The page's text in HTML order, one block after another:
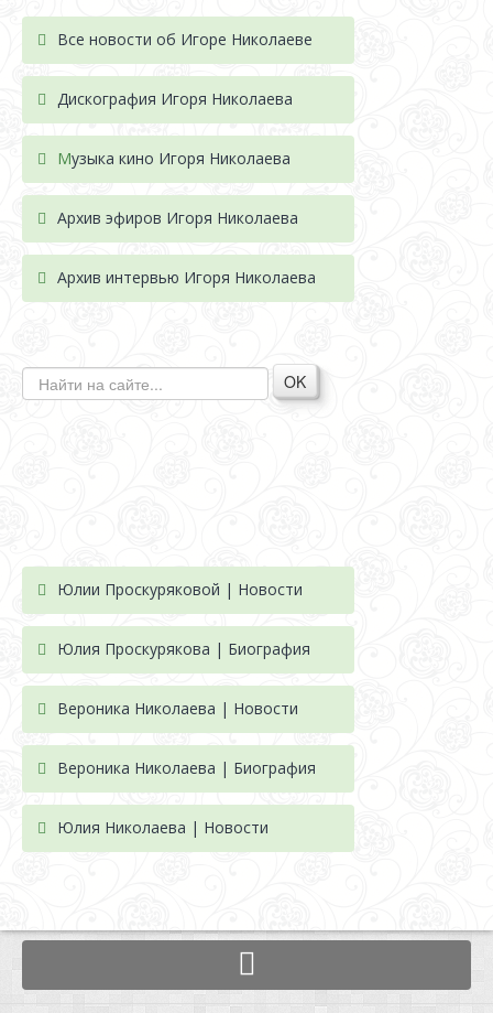
Все новости об Игоре Николаеве
Дискография Игоря Николаева
Музыка кино Игоря Николаева
Архив эфиров Игоря Николаева
Архив интервью Игоря Николаева
OK
Юлии Проскуряковой | Новости
Юлия Проскурякова | Биография
Вероника Николаева | Новости
Вероника Николаева | Биография
Юлия Николаева | Новости